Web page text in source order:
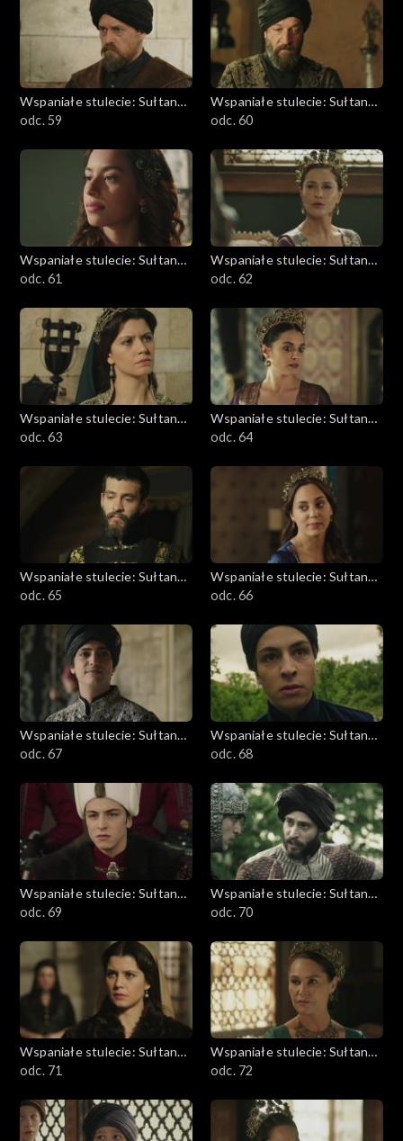
Wspaniałe stulecie: Sułtanka
Kösem
odc. 59
Wspaniałe stulecie: Sułtanka
Kösem
odc. 60
Wspaniałe stulecie: Sułtanka
Kösem
odc. 61
Wspaniałe stulecie: Sułtanka
Kösem
odc. 62
Wspaniałe stulecie: Sułtanka
Kösem
odc. 63
Wspaniałe stulecie: Sułtanka
Kösem
odc. 64
Wspaniałe stulecie: Sułtanka
Kösem
odc. 65
Wspaniałe stulecie: Sułtanka
Kösem
odc. 66
Wspaniałe stulecie: Sułtanka
Kösem
odc. 67
Wspaniałe stulecie: Sułtanka
Kösem
odc. 68
Wspaniałe stulecie: Sułtanka
Kösem
odc. 69
Wspaniałe stulecie: Sułtanka
Kösem
odc. 70
Wspaniałe stulecie: Sułtanka
Kösem
odc. 71
Wspaniałe stulecie: Sułtanka
Kösem
odc. 72